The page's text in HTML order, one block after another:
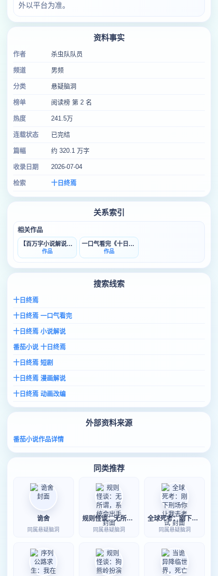
外以平台为准。
资料事实
作者 杀虫队队员
频道 男频
分类 悬疑脑洞
榜单 阅读榜 第 2 名
热度 241.5万
连载状态 已完结
篇幅 约 320.1 万字
收录日期 2026-07-04
检索 十日终焉
关系索引
相关作品
【百万字小说解说】《十日终焉》
作品
一口气看完《十日终焉》解说
作品
搜索线索
十日终焉
十日终焉 一口气看完
十日终焉 小说解说
番茄小说 十日终焉
十日终焉 短剧
十日终焉 漫画解说
十日终焉 动画改编
外部资料来源
番茄小说作品详情
同类推荐
诡舍
同属悬疑脑洞
规则怪谈：无所谓，系统会出手
同属悬疑脑洞
全球死考：刚下刑场你让我去考试
同属悬疑脑洞